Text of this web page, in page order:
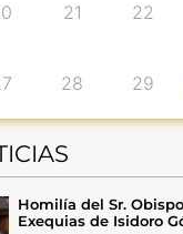
21 22
28 29
Homilía del Sr.
Exequias de Isidoro